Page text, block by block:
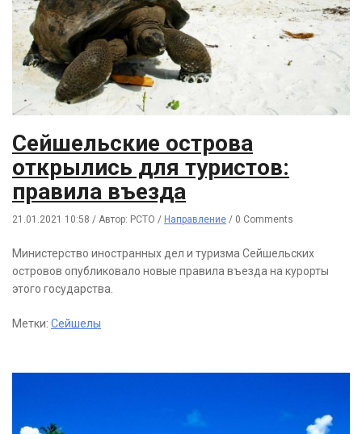
Сейшельские острова
открылись для туристов:
правила въезда
21.01.2021 10:58 / Автор: РСТО / Направление / 0 Comments
Министерство иностранных дел и туризма Сейшельских
островов опубликовало новые правила въезда на курорты
этого государства.
Метки: Сейшелы